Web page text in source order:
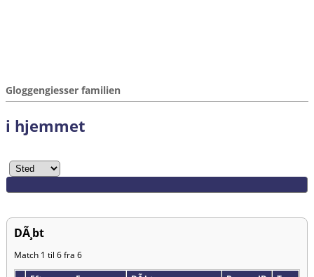
Gloggengiesser familien
i hjemmet
DÃ¸bt
Match 1 til 6 fra 6